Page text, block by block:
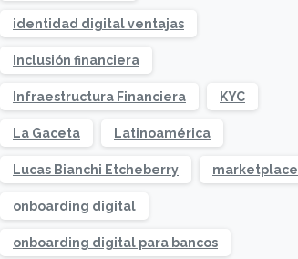
identidad digital ventajas
Inclusión financiera
Infraestructura Financiera KYC
La Gaceta Latinoamérica
Lucas Bianchi Etcheberry marketplace
onboarding digital
onboarding digital para bancos